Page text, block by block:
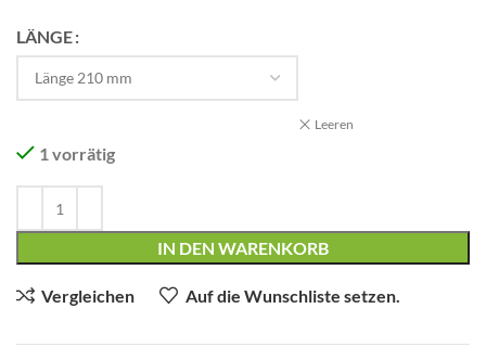
LÄNGE
Leeren
1 vorrätig
IN DEN WARENKORB
Vergleichen Auf die Wunschliste setzen.